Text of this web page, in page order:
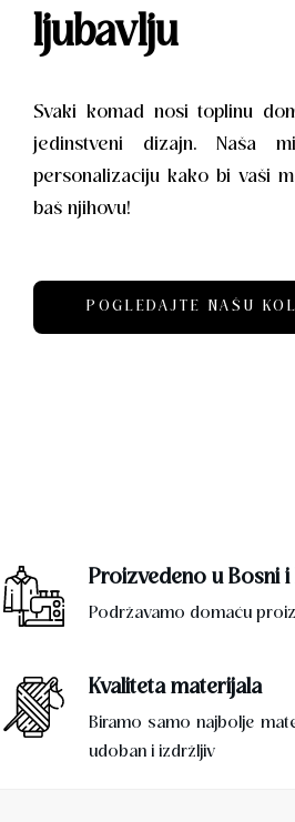
ljubavlju
Svaki komad nosi toplinu
jedinstveni dizajn. Naša
personalizaciju kako bi vaši
baš njihovu!
POGLEDAJTE NAŠU
Proizvedeno u Bosni i
Podržavamo domaću
Kvaliteta materijala
Biramo samo najbolje
udoban i izdržljiv